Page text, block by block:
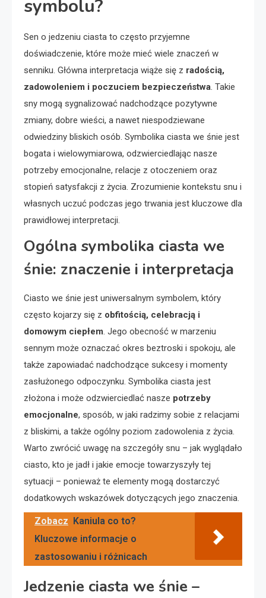
symbolu?
Sen o jedzeniu ciasta to często przyjemne
doświadczenie, które może mieć wiele znaczeń w
senniku. Główna interpretacja wiąże się z radością,
zadowoleniem i poczuciem bezpieczeństwa. Takie
sny mogą sygnalizować nadchodzące pozytywne
zmiany, dobre wieści, a nawet niespodziewane
odwiedziny bliskich osób. Symbolika ciasta we śnie jest
bogata i wielowymiarowa, odzwierciedlając nasze
potrzeby emocjonalne, relacje z otoczeniem oraz
stopień satysfakcji z życia. Zrozumienie kontekstu snu i
własnych uczuć podczas jego trwania jest kluczowe dla
prawidłowej interpretacji.
Ogólna symbolika ciasta we
śnie: znaczenie i interpretacja
Ciasto we śnie jest uniwersalnym symbolem, który
często kojarzy się z obfitością, celebracją i
domowym ciepłem. Jego obecność w marzeniu
sennym może oznaczać okres beztroski i spokoju, ale
także zapowiadać nadchodzące sukcesy i momenty
zasłużonego odpoczynku. Symbolika ciasta jest
złożona i może odzwierciedlać nasze potrzeby
emocjonalne, sposób, w jaki radzimy sobie z relacjami
z bliskimi, a także ogólny poziom zadowolenia z życia.
Warto zwrócić uwagę na szczegóły snu – jak wyglądało
ciasto, kto je jadł i jakie emocje towarzyszyły tej
sytuacji – ponieważ te elementy mogą dostarczyć
dodatkowych wskazówek dotyczących jego znaczenia.
Zobacz
Kaniula co to?
Kluczowe informacje o
zastosowaniu i różnicach
Jedzenie ciasta we śnie –